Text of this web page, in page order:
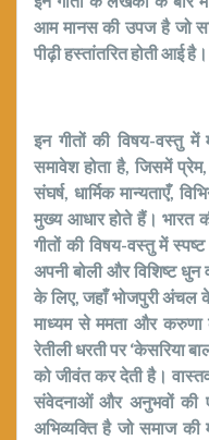
आम मानस की उपज है जो
पीढ़ी हस्तांतरित होती आई है।
इन गीतों की विषय-वस्तु
समावेश होता है, जिसमें
संघर्ष, धार्मिक मान्यताएँ,
मुख्य आधार होते हैं। भारत
गीतों की विषय-वस्तु में
अपनी बोली और विशिष्ट धुन
के लिए, जहाँ भोजपुरी अंचल के
माध्यम से ममता और करुणा
रेतीली धरती पर ‘केसरिया
को जीवंत कर देती है।
संवेदनाओं और अनुभवों
अभिव्यक्ति है जो समाज